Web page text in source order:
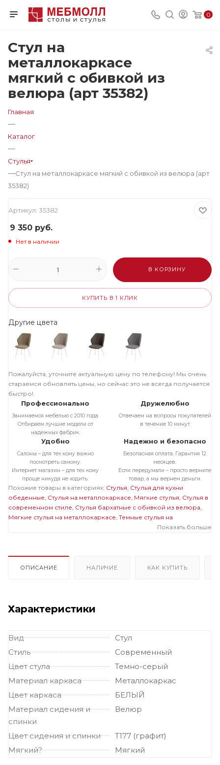
0
Стул на
металлокаркасе
мягкий с обивкой из
велюра (арт 35382)
Главная
—
Каталог
—
Стулья
—Стул на металлокаркасе мягкий с обивкой из велюра (арт
35382)
Артикул: 35382
9 350 руб.
Нет в наличии
В КОРЗИНУ
КУПИТЬ В 1 КЛИК
Другие цвета
Пожалуйста, уточните актуальную цену по телефону! Мы очень
стараемся обновлять цены, но сейчас это не всегда получается
быстро!
Профессионально
Занимаемся мебелью с 2010 года.
Отбираем лучшие модели от
надежных фабрик.
Дружелюбно
Отвечаем на вопросы покупателей
в течение 10 минут
Удобно
Салоны – для тех кому важно
посмотреть самому.
Интернет магазин – для тех кому
проще никуда не ходить.
Надежно и безопасно
Безопасная оплата. Гарантия 12
месяцев.
Если передумали – просто верните
товар, а мы вернем деньги.
Похожие товары в категориях: Стулья Стулья для кухни
обеденные Стулья на металлокаркасе Мягкие стулья Стулья в
современном стиле Стулья бархатные с обивкой из велюра
Мягкие стулья на металлокаркасе Темные стулья на
Стулья бархатные с обивкой из велюра на
Показать больше
ОПИСАНИЕ НАЛИЧИЕ КАК КУПИТЬ
Характеристики
Вид
Стул
Стиль
Современный
Цвет стула
Темно-серый
Материал каркаса
Металлокаркас
Цвет каркаса
БЕЛЫЙ
Материал сидения и
спинки
Велюр
Цвет сидения и спинки
Т177 (графит)
Мягкий?
Мягкий